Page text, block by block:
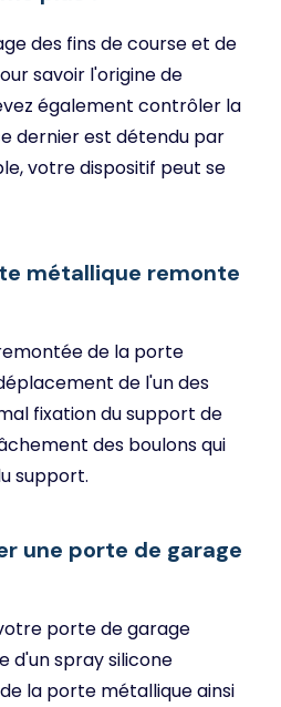
des fins de course et de
savoir l'origine de
également contrôler la
dernier est détendu par
votre dispositif peut se
métallique remonte
de la porte
de l'un des
fixation du support de
des boulons qui
support.
une porte de garage
porte de garage
d'un spray silicone
la porte métallique ainsi